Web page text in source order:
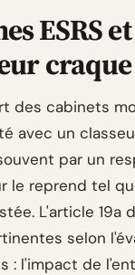
ESRS
craque
des cabinets
avec un
par un
le reprend tel
L'article 19a
selon
: l'impact de